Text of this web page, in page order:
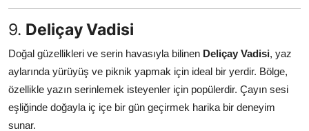
9. Deliçay Vadisi
Doğal güzellikleri ve serin havasıyla bilinen Deliçay Vadisi, yaz
aylarında yürüyüş ve piknik yapmak için ideal bir yerdir. Bölge,
özellikle yazın serinlemek isteyenler için popülerdir. Çayın sesi
eşliğinde doğayla iç içe bir gün geçirmek harika bir deneyim
sunar.